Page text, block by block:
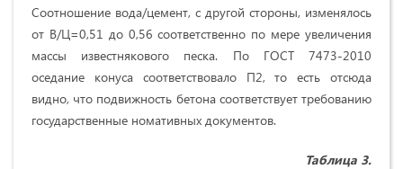
Соотношение вода/цемент, с другой стороны, изменялось
от В/Ц=0,51 до 0,56 соответственно по мере увеличения
массы известнякового песка. По ГОСТ 7473-2010
оседание конуса соответствовало П2, то есть отсюда
видно, что подвижность бетона соответствует требованию
государственные номативных документов.
Таблица 3.